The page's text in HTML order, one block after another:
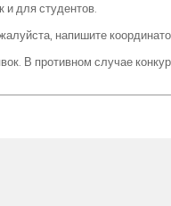
и для студентов.
напишите
В противном случае